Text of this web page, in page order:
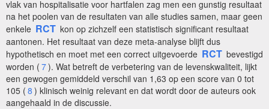
vlak van hospitalisatie voor hartfalen zag men een gunstig resultaat
na het poolen van de resultaten van alle studies samen, maar geen
enkele RCT kon op zichzelf een statistisch significant resultaat
aantonen. Het resultaat van deze meta-analyse blijft dus
hypothetisch en moet met een correct uitgevoerde RCT bevestigd
worden ( 7). Wat betreft de verbetering van de levenskwaliteit, lijkt
een gewogen gemiddeld verschil van 1,63 op een score van 0 tot
105 ( 8 ) klinisch weinig relevant en dat wordt door de auteurs ook
aangehaald in de discussie.